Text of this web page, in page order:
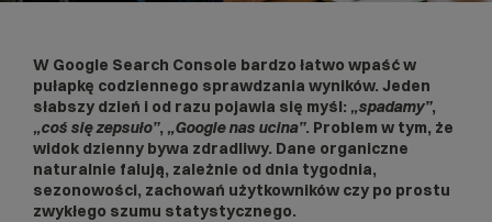
W Google Search Console bardzo łatwo wpaść w
pułapkę codziennego sprawdzania wyników. Jeden
słabszy dzień i od razu pojawia się myśl: „spadamy”,
„coś się zepsuło”, „Google nas ucina”. Problem w tym, że
widok dzienny bywa zdradliwy. Dane organiczne
naturalnie falują, zależnie od dnia tygodnia,
sezonowości, zachowań użytkowników czy po prostu
zwykłego szumu statystycznego.